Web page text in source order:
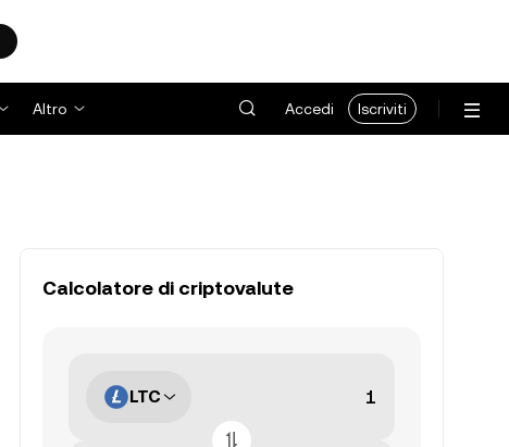
Altro Accedi Iscriviti
Calcolatore di criptovalute
LTC